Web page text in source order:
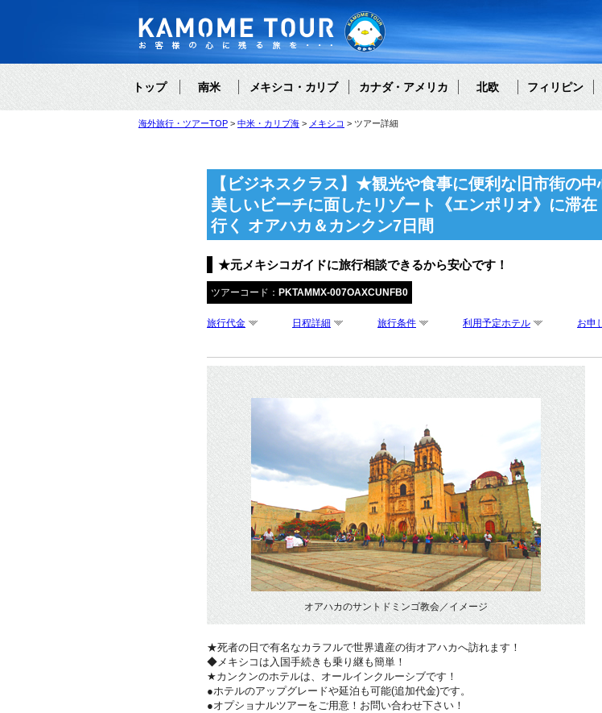
トップ 南米 メキシコ・カリブ カナダ・アメリカ 北欧 フィリピン
海外旅行・ツアーTOP 中米・カリブ海 メキシコ ツアー詳細
【ビジネスクラス】★観光や食事に便利な旧市街の
美しいビーチに面したリゾート《エンポリオ》に滞
行く オアハカ＆カンクン7日間
★元メキシコガイドに旅行相談できるから安心です！
ツアーコード： PKTAMMX-007OAXCUNFB0
旅行代金 日程詳細 旅行条件 利用予定ホテル お申
オアハカのサントドミンゴ教会／イメージ
★死者の日で有名なカラフルで世界遺産の街オアハカへ訪れます！
◆メキシコは入国手続きも乗り継も簡単！
★カンクンのホテルは、オールインクルーシブです！
●ホテルのアップグレードや延泊も可能(追加代金)です。
●オプショナルツアーをご用意！お問い合わせ下さい！